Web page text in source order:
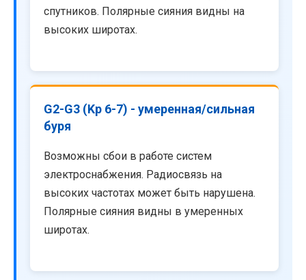
спутников. Полярные сияния видны на
высоких широтах.
G2-G3 (Kp 6-7) - умеренная/сильная
буря
Возможны сбои в работе систем
электроснабжения. Радиосвязь на
высоких частотах может быть нарушена.
Полярные сияния видны в умеренных
широтах.